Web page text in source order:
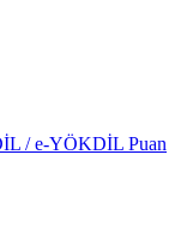
/ e-YÖKDİL Puan